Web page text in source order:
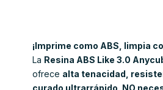
¡Imprime como ABS, limpia
La Resina ABS Like 3.0
ofrece alta tenacidad,